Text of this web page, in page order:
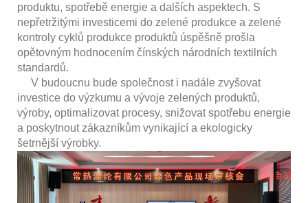
produktu, spotřebě energie a dalších aspektech. S
nepřetržitými investicemi do zelené produkce a zelené
kontroly cyklů produkce produktů úspěšně prošla
opětovným hodnocením čínských národních textilních
standardů.
V budoucnu bude společnost i nadále zvyšovat
investice do výzkumu a vývoje zelených produktů,
výroby, optimalizovat procesy, snižovat spotřebu energie
a poskytnout zákazníkům vynikající a ekologicky
šetrnější výrobky.